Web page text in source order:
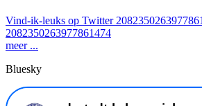
Vind-ik-leuks op Twitter
2082350263977861474
meer ...
Bluesky